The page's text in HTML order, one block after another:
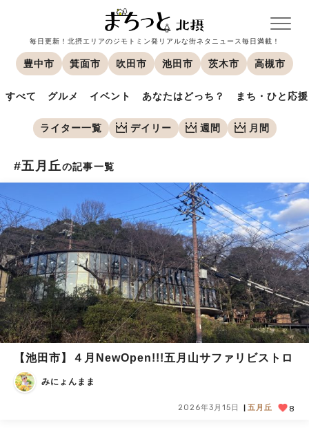
毎日更新！北摂エリアのジモトミン発リアルな街ネタニュース毎日満載！
豊中市 箕面市 吹田市 池田市 茨木市 高槻市
すべて グルメ イベント あなたはどっち？ まち・ひと応援
ライター一覧 デイリー 週間 月間
#五月丘の記事一覧
【池田市】４月NewOpen!!!五月山サファリビストロ
みにょんまま
2026年3月15日 五月丘 8